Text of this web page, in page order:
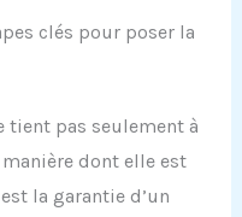
clés pour poser la
tient pas seulement à
dont elle est
la garantie d’un